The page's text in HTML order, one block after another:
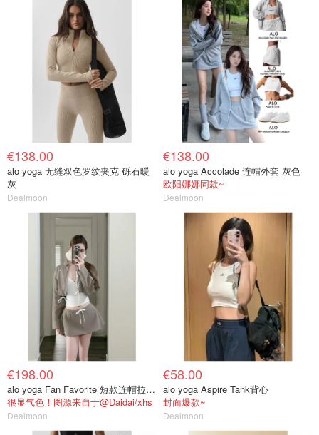
€138.00
alo yoga 无缝双色罗纹夹克 砾石暖
灰
Dealmoon
€138.00
alo yoga Accolade 连帽外套 灰色
欧阳娜娜同款~
Dealmoon
€198.00
alo yoga Fan Favorite 短款连帽拉链外套
很显气色！图源来自于@Daidai/xhs
Dealmoon
€58.00
alo yoga Aspire Tank背心
封面爆款~
Dealmoon